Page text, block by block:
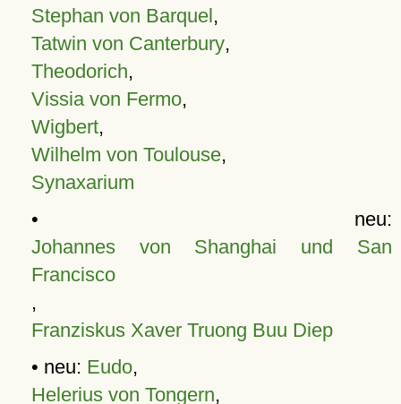
Stephan von Barquel,
Tatwin von Canterbury,
Theodorich,
Vissia von Fermo,
Wigbert,
Wilhelm von Toulouse,
Synaxarium
• neu:
Johannes von Shanghai und San
Francisco
,
Franziskus Xaver Truong Buu Diep
• neu: Eudo,
Helerius von Tongern,